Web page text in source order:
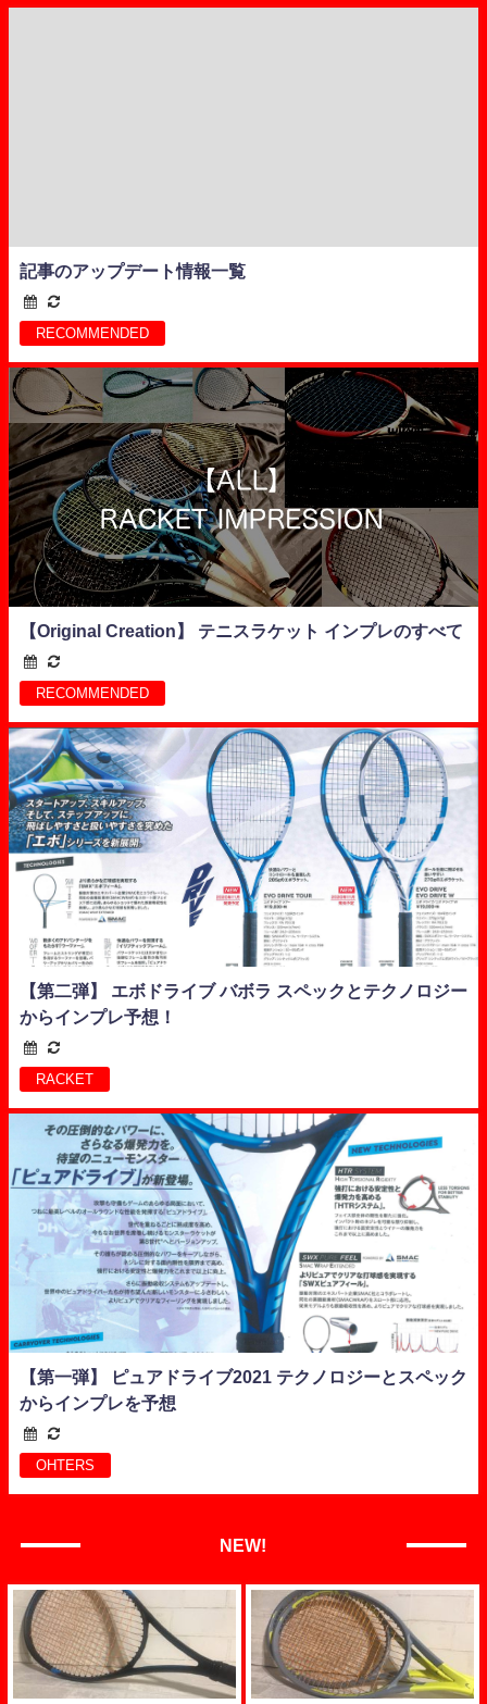
記事のアップデート情報一覧
RECOMMENDED
【Original Creation】 テニスラケット インプレのすべて
RECOMMENDED
【第二弾】 エボドライブ バボラ スペックとテクノロジー
からインプレ予想！
RACKET
【第一弾】 ピュアドライブ2021 テクノロジーとスペック
からインプレを予想
OHTERS
NEW!